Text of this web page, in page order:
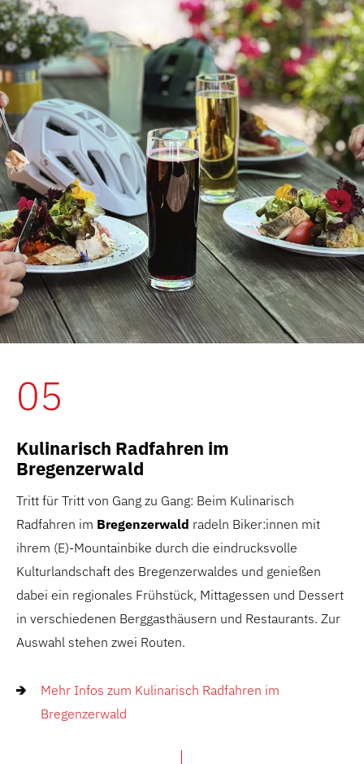
05
Kulinarisch Radfahren im
Bregenzerwald
Tritt für Tritt von Gang zu Gang: Beim Kulinarisch
Radfahren im Bregenzerwald radeln Biker:innen mit
ihrem (E)-Mountainbike durch die eindrucksvolle
Kulturlandschaft des Bregenzerwaldes und genießen
dabei ein regionales Frühstück, Mittagessen und Dessert
in verschiedenen Berggasthäusern und Restaurants. Zur
Auswahl stehen zwei Routen.
Mehr Infos zum Kulinarisch Radfahren im
Bregenzerwald